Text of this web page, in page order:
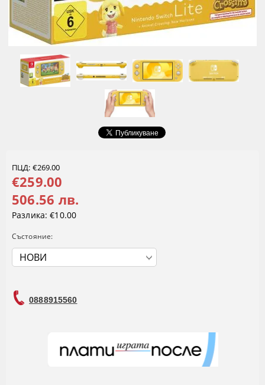
ПЦД: €269.00
€259.00
506.56 лв.
Разлика: €10.00
Състояние:
0888915560